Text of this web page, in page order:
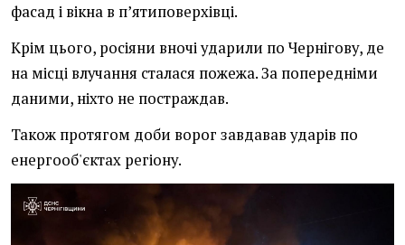
фасад і вікна в пʼятиповерхівці.
Крім цього, росіяни вночі ударили по Чернігову, де
на місці влучання сталася пожежа. За попередніми
даними, ніхто не постраждав.
Також протягом доби ворог завдавав ударів по
енергооб'єктах регіону.